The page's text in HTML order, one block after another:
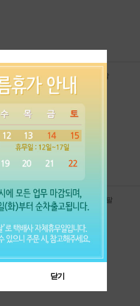
30수 남녀공용 고급 무지면티-긴팔
시보리 (2매입)
13,800원: 2개가격
* 검정색은 2,000원 추가
* XXL(110)은 1,500원 추가
30수 고급 남녀공용 무지면티 - 반팔
(2매입)
11,800원
11,800원: 2개가격
* XXL(110)은 1,500원 추가
닫기